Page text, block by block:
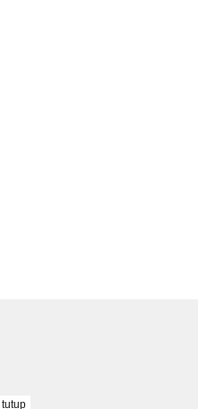
tutup